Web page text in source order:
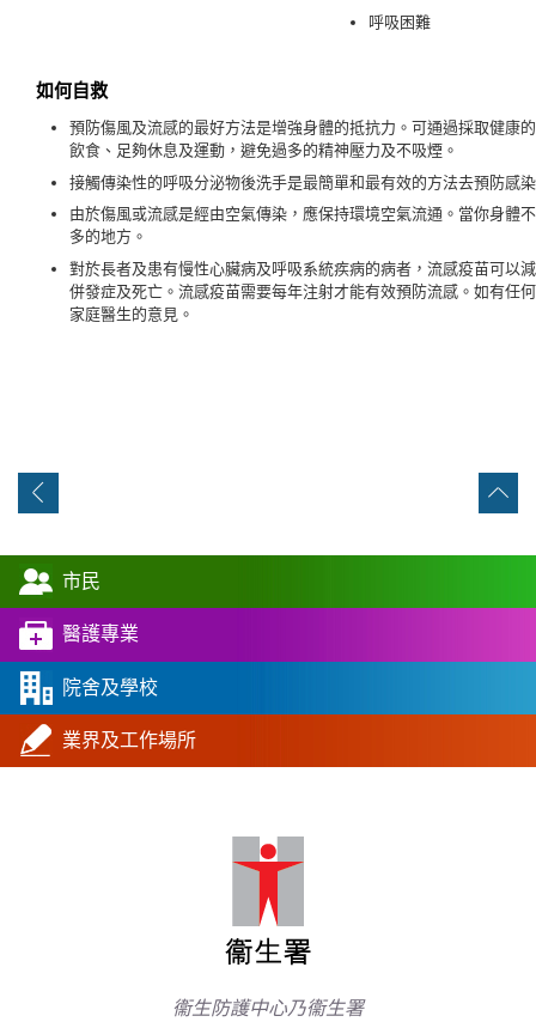
呼吸困難
如何自救
預防傷風及流感的最好方法是增強身體的抵抗力。可通過採取健康
飲食、足夠休息及運動，避免過多的精神壓力及不吸煙。
接觸傳染性的呼吸分泌物後洗手是最簡單和最有效的方法去預防感
由於傷風或流感是經由空氣傳染，應保持環境空氣流通。當你身體
多的地方。
對於長者及患有慢性心臟病及呼吸系統疾病的病者，流感疫苗可以
併發症及死亡。流感疫苗需要每年注射才能有效預防流感。如有任
家庭醫生的意見。
市民
醫護專業
院舍及學校
業界及工作場所
衞生防護中心乃衞生署